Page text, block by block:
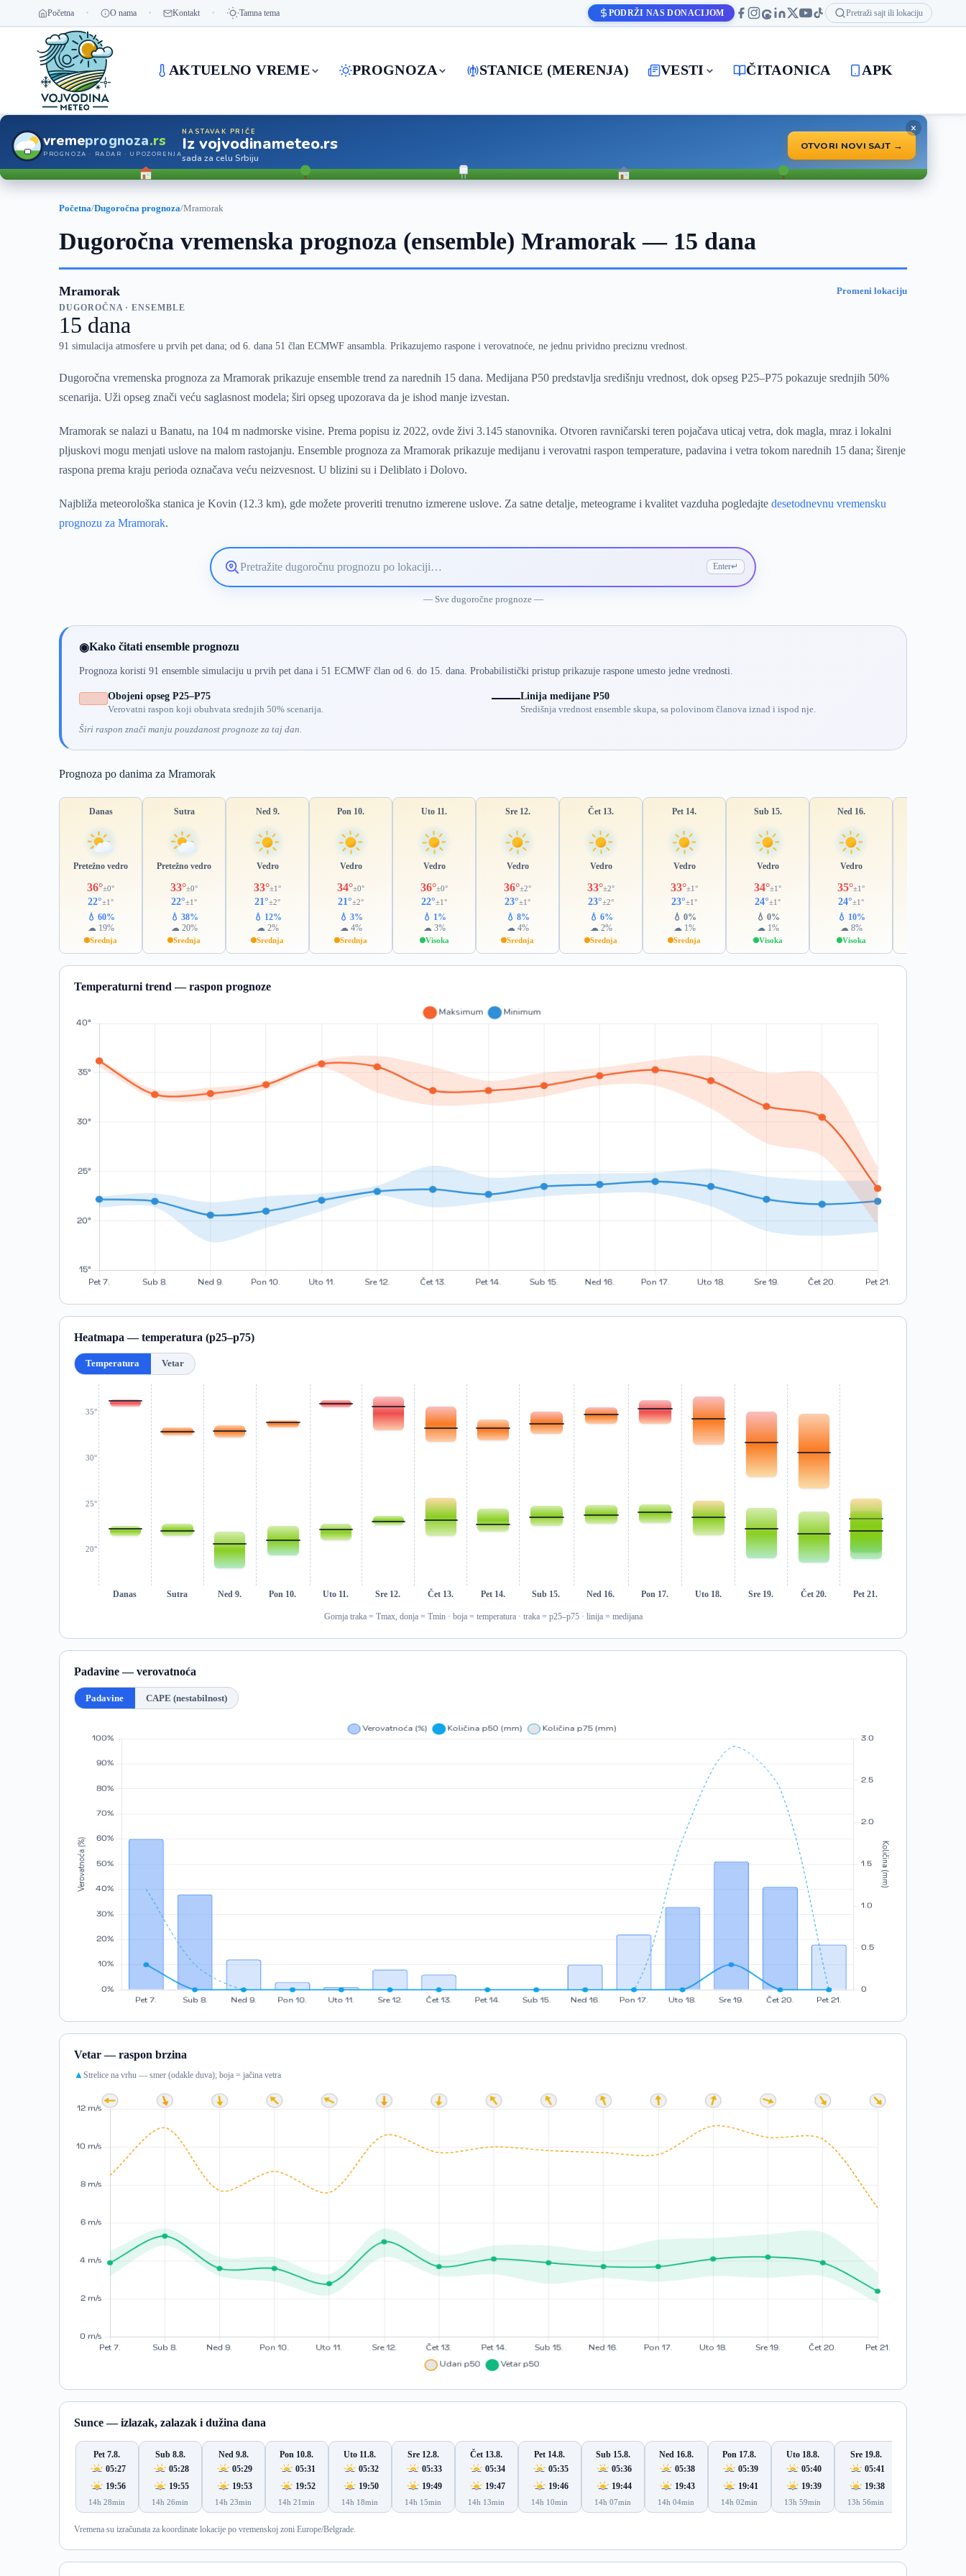
Početna O nama Kontakt Tamna tema PODRŽI NAS DONACIJOM Pretraži sajt ili lokaciju
AKTUELNO VREME PROGNOZA STANICE (MERENJA) VESTI ČITAONICA APK
vremeprognoza.rs
PROGNOZA · RADAR · UPOZORENJA
NASTAVAK PRIČE
Iz vojvodinameteo.rs
sada za celu Srbiju
OTVORI NOVI SAJT →
×
Početna/Dugoročna prognoza/Mramorak
Dugoročna vremenska prognoza (ensemble) Mramorak — 15 dana
Mramorak Promeni lokaciju
DUGOROČNA · ENSEMBLE
15 dana
91 simulacija atmosfere u prvih pet dana; od 6. dana 51 član ECMWF ansambla. Prikazujemo raspone i verovatnoće, ne jednu prividno preciznu vrednost.
Dugoročna vremenska prognoza za Mramorak prikazuje ensemble trend za narednih 15 dana. Medijana P50 predstavlja središnju vrednost, dok opseg P25–P75 pokazuje srednjih 50%
scenarija. Uži opseg znači veću saglasnost modela; širi opseg upozorava da je ishod manje izvestan.
Mramorak se nalazi u Banatu, na 104 m nadmorske visine. Prema popisu iz 2022, ovde živi 3.145 stanovnika. Otvoren ravničarski teren pojačava uticaj vetra, dok magla, mraz i lokalni
pljuskovi mogu menjati uslove na malom rastojanju. Ensemble prognoza za Mramorak prikazuje medijanu i verovatni raspon temperature, padavina i vetra tokom narednih 15 dana; širenje
raspona prema kraju perioda označava veću neizvesnost. U blizini su i Deliblato i Dolovo.
Najbliža meteorološka stanica je Kovin (12.3 km), gde možete proveriti trenutno izmerene uslove. Za satne detalje, meteograme i kvalitet vazduha pogledajtedesetodnevnu vremensku
prognozu za Mramorak.
Pretražite
lokaciju
Enter↵
— Sve dugoročne prognoze —
◉Kako čitati ensemble prognozu
Prognoza koristi 91 ensemble simulaciju u prvih pet dana i 51 ECMWF član od 6. do 15. dana. Probabilistički pristup prikazuje raspone umesto jedne vrednosti.
Obojeni opseg P25–P75
Verovatni raspon koji obuhvata srednjih 50% scenarija.
Linija medijane P50
Središnja vrednost ensemble skupa, sa polovinom članova iznad i ispod nje.
Širi raspon znači manju pouzdanost prognoze za taj dan.
Prognoza po danima za Mramorak
Danas
Pretežno vedro
36°±0°
22°±1°
💧 60%
☁ 19%
Srednja
Sutra
Pretežno vedro
33°±0°
22°±1°
💧 38%
☁ 20%
Srednja
Ned 9.
Vedro
33°±1°
21°±2°
💧 12%
☁ 2%
Srednja
Pon 10.
Vedro
34°±0°
21°±2°
💧 3%
☁ 4%
Srednja
Uto 11.
Vedro
36°±0°
22°±1°
💧 1%
☁ 3%
Visoka
Sre 12.
Vedro
36°±2°
23°±1°
💧 8%
☁ 4%
Srednja
Čet 13.
Vedro
33°±2°
23°±2°
💧 6%
☁ 2%
Srednja
Pet 14.
Vedro
33°±1°
23°±1°
💧 0%
☁ 1%
Srednja
Sub 15.
Vedro
34°±1°
24°±1°
💧 0%
☁ 1%
Visoka
Ned 16.
Vedro
35°±1°
24°±1°
💧 10%
☁ 8%
Visoka
Temperaturni trend — raspon prognoze
Heatmapa — temperatura (p25–p75)
Temperatura Vetar
20°
25°
30°
35°
Danas Sutra Ned 9. Pon 10. Uto 11. Sre 12. Čet 13. Pet 14. Sub 15. Ned 16. Pon 17. Uto 18. Sre 19. Čet 20. Pet 21.
Gornja traka = Tmax, donja = Tmin · boja = temperatura · traka = p25–p75 · linija = medijana
Padavine — verovatnoća
Padavine CAPE (nestabilnost)
Vetar — raspon brzina
▲Strelice na vrhu — smer (odakle duva); boja = jačina vetra
Sunce — izlazak, zalazak i dužina dana
Pet 7.8.
05:27
19:56
14h 28min
Sub 8.8.
05:28
19:55
14h 26min
Ned 9.8.
05:29
19:53
14h 23min
Pon 10.8.
05:31
19:52
14h 21min
Uto 11.8.
05:32
19:50
14h 18min
Sre 12.8.
05:33
19:49
14h 15min
Čet 13.8.
05:34
19:47
14h 13min
Pet 14.8.
05:35
19:46
14h 10min
Sub 15.8.
05:36
19:44
14h 07min
Ned 16.8.
05:38
19:43
14h 04min
Pon 17.8.
05:39
19:41
14h 02min
Uto 18.8.
05:40
19:39
13h 59min
Sre 19.8.
05:41
19:38
13h 56min
Vremena su izračunata za koordinate lokacije po vremenskoj zoni Europe/Belgrade.